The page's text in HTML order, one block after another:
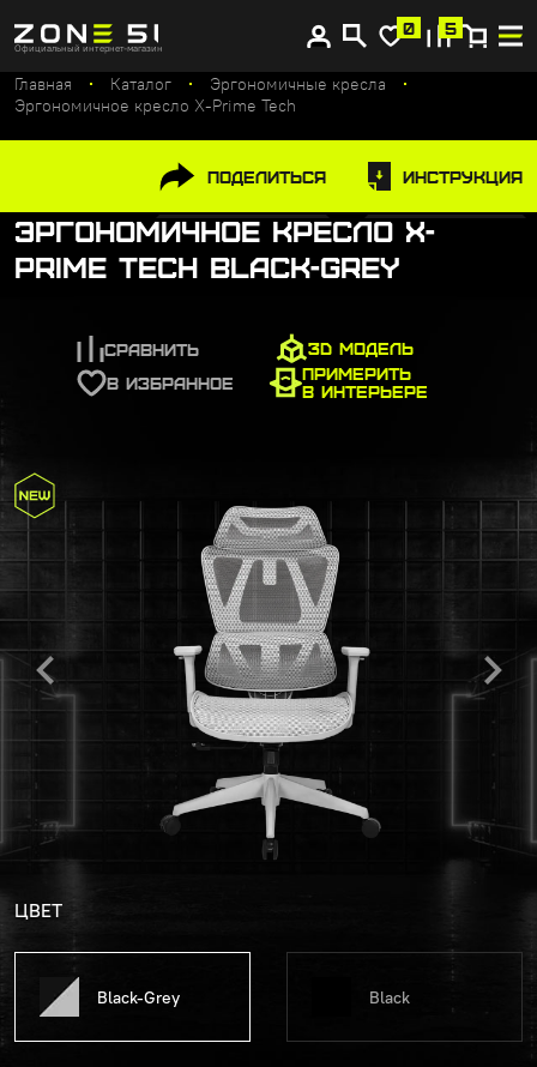
Официальный интернет-магазин
0 5
Купите сейчас, платите потом
Главная Каталог
Эргономичные кресла
Эргономичное кресло X-Prime Tech
Поделиться Инструкция
Эргономичное кресло X-
Prime Tech Black-Grey
СРАВНИТЬ
В ИЗБРАННОЕ
3D МОДЕЛЬ
ПРИМЕРИТЬ
В ИНТЕРЬЕРЕ
ЦВЕТ
Black-Grey Black